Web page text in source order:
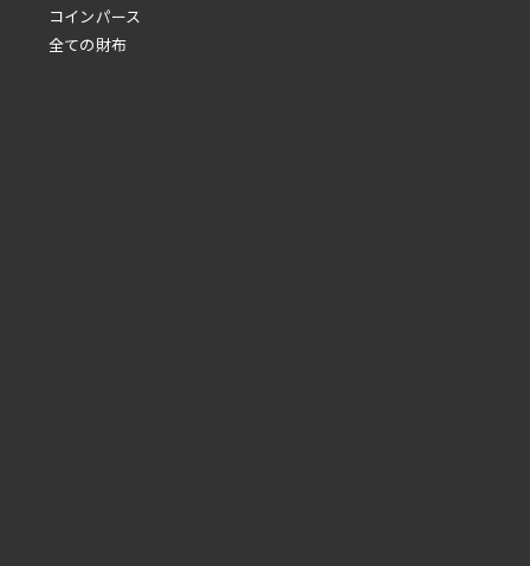
コインパース
全ての財布